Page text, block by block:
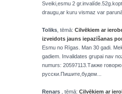
Sveiki,esmu 2
draugu,ar kuru vismaz var
Toliks , tēmā: Cilvēkiem ar
izveidots jauns iepazīšanas
Esmu no Rīgas. Man 30 gadi.
gadiem. Invalidates grupai nav
numurs: 20597113.Также
русски.Пишите,будем...
Renars , tēmā: Cilvēkiem ar